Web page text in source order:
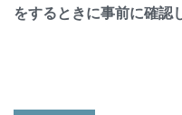
をするときに事前に確認